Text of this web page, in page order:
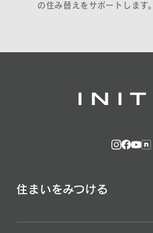
の住み替えをサポートします。
住まいをみつける